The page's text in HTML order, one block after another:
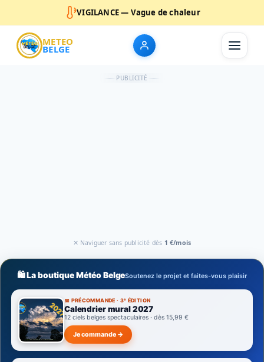
VIGILANCE — Vague de chaleur
METEO
BELGE
PUBLICITÉ
✕ Naviguer sans publicité dès 1 €/mois
🛍️ La boutique Météo BelgeSoutenez le projet et faites-vous plaisir
📅 PRÉCOMMANDE · 3ᵉ ÉDITION
Calendrier mural 2027
12 ciels belges spectaculaires · dès 15,99 €
Je commande →